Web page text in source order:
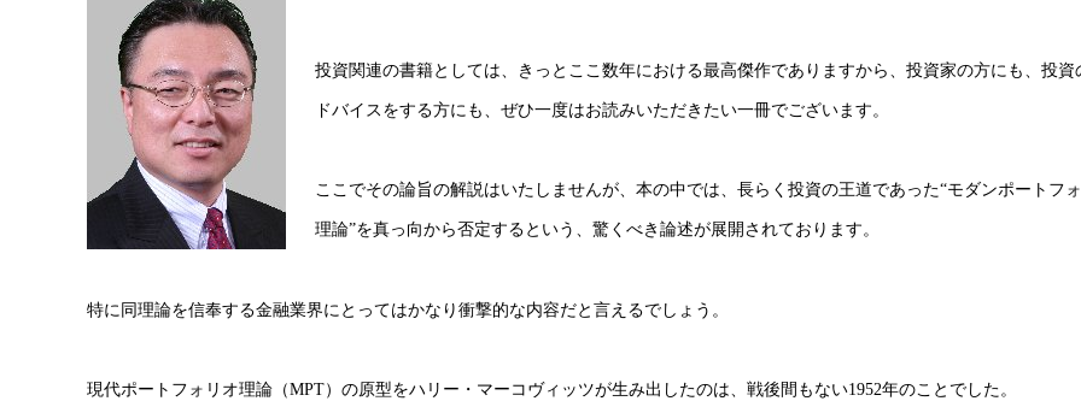
投資関連の書籍としては、きっとここ数年における最高傑作でありますから、投資家の方にも、投資
ドバイスをする方にも、ぜひ一度はお読みいただきたい一冊でございます。
ここでその論旨の解説はいたしませんが、本の中では、長らく投資の王道であった“モダンポートフ
理論”を真っ向から否定するという、驚くべき論述が展開されております。
特に同理論を信奉する金融業界にとってはかなり衝撃的な内容だと言えるでしょう。
現代ポートフォリオ理論（MPT）の原型をハリー・マーコヴィッツが生み出したのは、戦後間もない1952年のことでした。